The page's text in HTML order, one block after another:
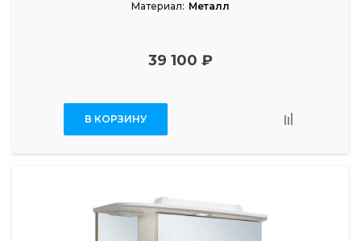
Материал: Металл
39 100 ₽
В КОРЗИНУ